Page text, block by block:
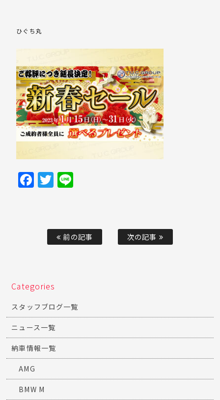
ひぐち丸
Facebook
Twitter
前の記事 次の記事
Categories
スタッフブログ一覧
ニュース一覧
納車情報一覧
AMG
BMW M